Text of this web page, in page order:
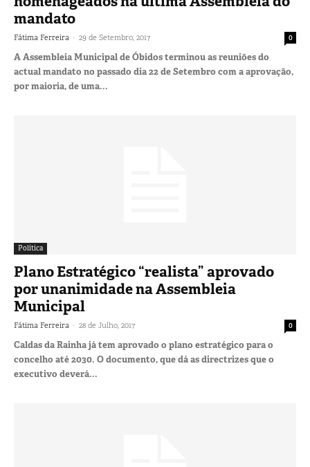
mandato
Fátima Ferreira - 29 de Setembro, 2017 0
A Assembleia Municipal de Óbidos terminou as reuniões do
actual mandato no passado dia 22 de Setembro com a aprovação,
por maioria, de uma...
Política
Plano Estratégico “realista” aprovado
por unanimidade na Assembleia
Municipal
Fátima Ferreira - 28 de Julho, 2017 0
Caldas da Rainha já tem aprovado o plano estratégico para o
concelho até 2030. O documento, que dá as directrizes que o
executivo deverá...